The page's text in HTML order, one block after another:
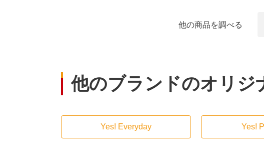
他の商品を調べる
他のブランドのオリジ
Yes! Everyday Yes!